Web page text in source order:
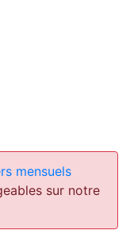
mensuels
sur notre